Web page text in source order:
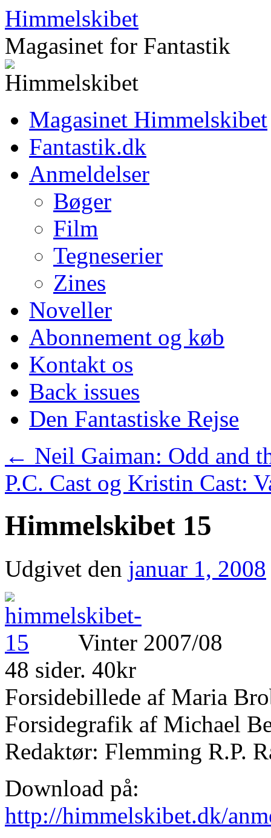
Hop
til
indhold
Himmelskibet
Magasinet for Fantastik
Magasinet Himmelskibet
Fantastik.dk
Anmeldelser
Bøger
Film
Tegneserier
Zines
Noveller
Abonnement og køb
Kontakt os
Back issues
Den Fantastiske Rejse
← Neil Gaiman: Odd and
P.C. Cast og Kristin Cast:
Himmelskibet 15
Udgivet den januar 1, 2008
Vinter 2007/08
48 sider. 40kr
Forsidebillede af Maria
Forsidegrafik af Michael
Redaktør: Flemming R.P.
Download på:
http://himmelskibet.dk/